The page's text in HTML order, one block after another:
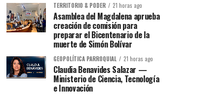
TERRITORIO & PODER 21 horas ago
Asamblea del Magdalena aprueba
creación de comisión para
preparar el Bicentenario de la
muerte de Simón Bolívar
GEOPOLÍTICA PARROQUIAL 21 horas ago
Claudia Benavides Salazar —
Ministerio de Ciencia, Tecnología
e Innovación